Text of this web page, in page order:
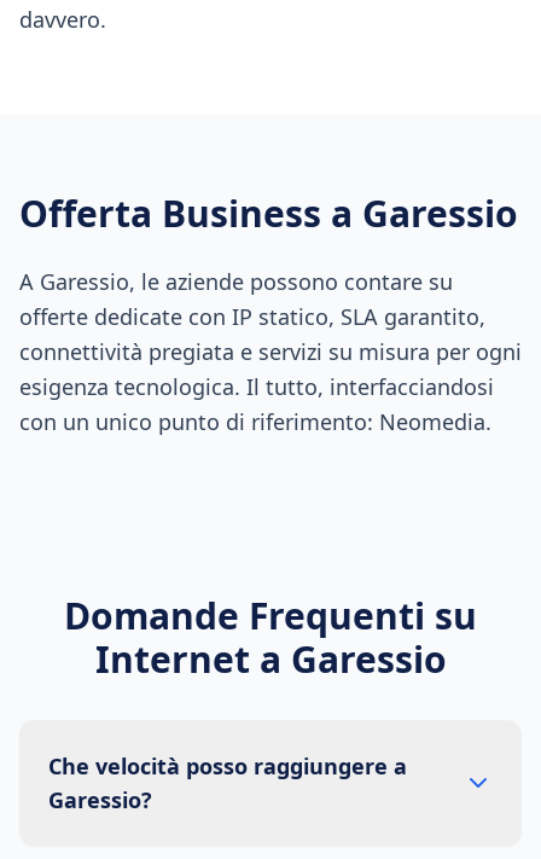
davvero.
Offerta Business a Garessio
A Garessio, le aziende possono contare su
offerte dedicate con IP statico, SLA garantito,
connettività pregiata e servizi su misura per ogni
esigenza tecnologica. Il tutto, interfacciandosi
con un unico punto di riferimento: Neomedia.
Domande Frequenti su
Internet a Garessio
Che velocità posso raggiungere a
Garessio?